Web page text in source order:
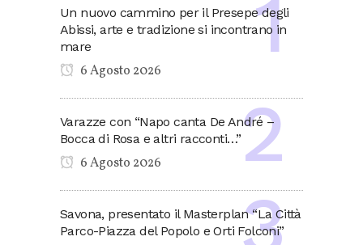
Un nuovo cammino per il Presepe degli
Abissi, arte e tradizione si incontrano in
mare
6 Agosto 2026
Varazze con “Napo canta De André –
Bocca di Rosa e altri racconti…”
6 Agosto 2026
Savona, presentato il Masterplan “La Città
Parco-Piazza del Popolo e Orti Folconi”